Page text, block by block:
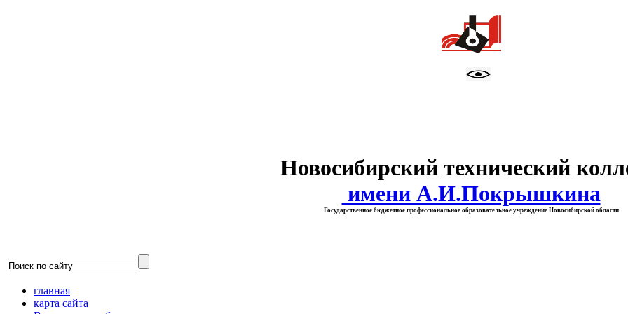
Новосибирский технический
имени А.И.Покрышкина
Государственное бюджетное профессиональное образовательное учреждение Новосибирской области
главная
карта сайта